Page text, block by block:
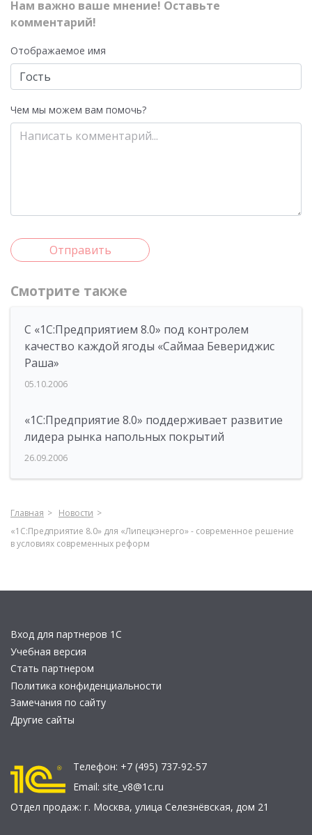
Нам важно ваше мнение! Оставьте
комментарий!
Отображаемое имя
Чем мы можем вам помочь?
Отправить
Смотрите также
С «1С:Предприятием 8.0» под контролем
качество каждой ягоды «Саймаа Бевериджис
Раша»
05.10.2006
«1С:Предприятие 8.0» поддерживает развитие
лидера рынка напольных покрытий
26.09.2006
Главная
Новости
«1С:Предприятие 8.0» для «Липецкэнерго» - современное решение
в условиях современных реформ
Вход для партнеров 1С
Учебная версия
Стать партнером
Политика конфиденциальности
Замечания по сайту
Другие сайты
Телефон: +7 (495) 737-92-57
Email: site_v8@1c.ru
Отдел продаж: г. Москва, улица Селезнёвская, дом 21